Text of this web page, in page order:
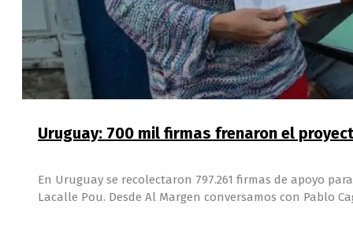
Uruguay: 700 mil firmas frenaron el
En Uruguay se recolectaron 797.261 firmas de apoyo
Lacalle Pou. Desde Al Margen conversamos con Pablo